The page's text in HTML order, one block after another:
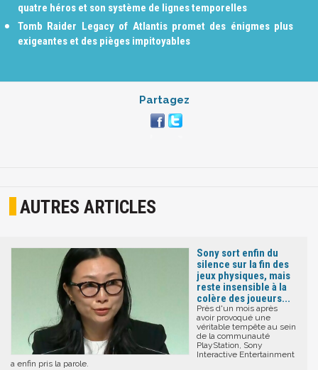
quatre héros et son système de lignes temporelles
Tomb Raider Legacy of Atlantis promet des énigmes plus
exigeantes et des pièges impitoyables
Partagez
AUTRES ARTICLES
Sony sort enfin du
silence sur la fin des
jeux physiques, mais
reste insensible à la
colère des joueurs...
Près d'un mois après
avoir provoqué une
véritable tempête au sein
de la communauté
PlayStation, Sony
Interactive Entertainment
a enfin pris la parole.